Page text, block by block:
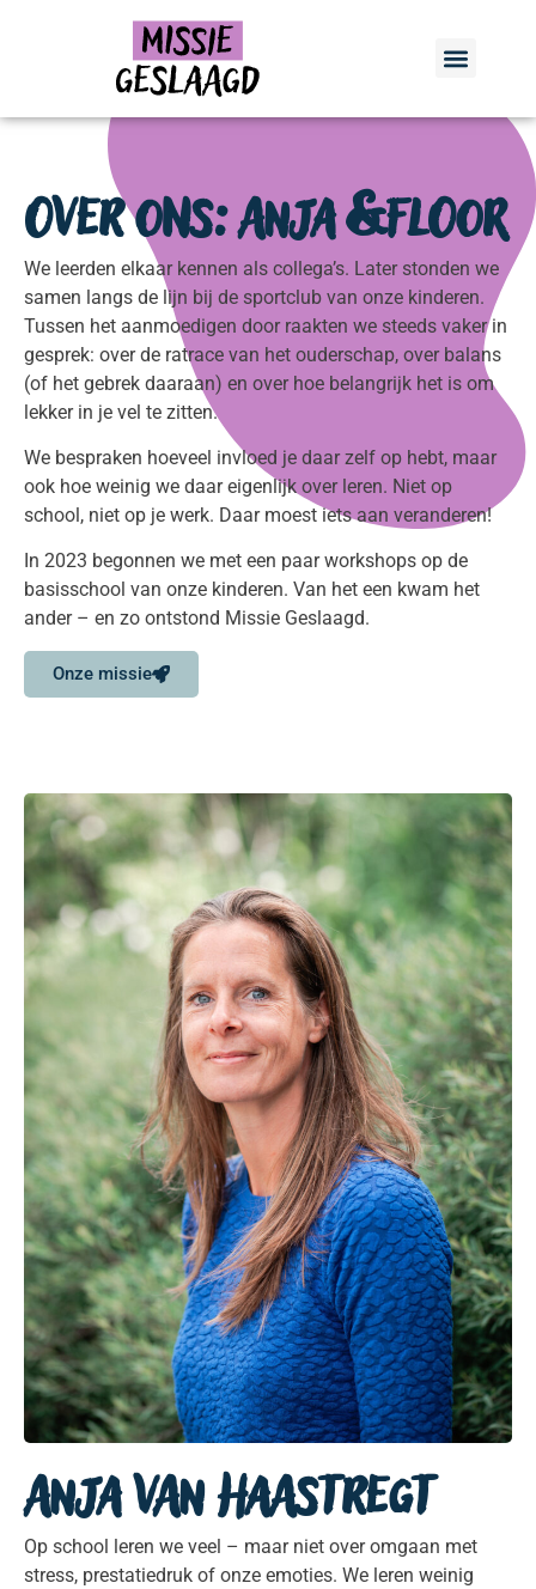
Over ons: Anja & Floor
We leerden elkaar kennen als collega’s. Later stonden we
samen langs de lijn bij de sportclub van onze kinderen.
Tussen het aanmoedigen door raakten we steeds vaker in
gesprek: over de ratrace van het ouderschap, over balans
(of het gebrek daaraan) en over hoe belangrijk het is om
lekker in je vel te zitten.
We bespraken hoeveel invloed je daar zelf op hebt, maar
ook hoe weinig we daar eigenlijk over leren. Niet op
school, niet op je werk. Daar moest iets aan veranderen!
In 2023 begonnen we met een paar workshops op de
basisschool van onze kinderen. Van het een kwam het
ander – en zo ontstond Missie Geslaagd.
Onze missie
Anja van Haastregt
Op school leren we veel – maar niet over omgaan met
stress, prestatiedruk of onze emoties. We leren weinig